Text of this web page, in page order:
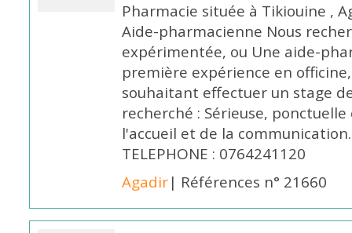
Pharmacie située à Tikiouine ,
Aide-pharmacienne Nous
expérimentée, ou Une aide-
première expérience en
souhaitant effectuer un stage
recherché : Sérieuse,
l'accueil et de la
TELEPHONE : 0764241120
Agadir| Références n° 21660